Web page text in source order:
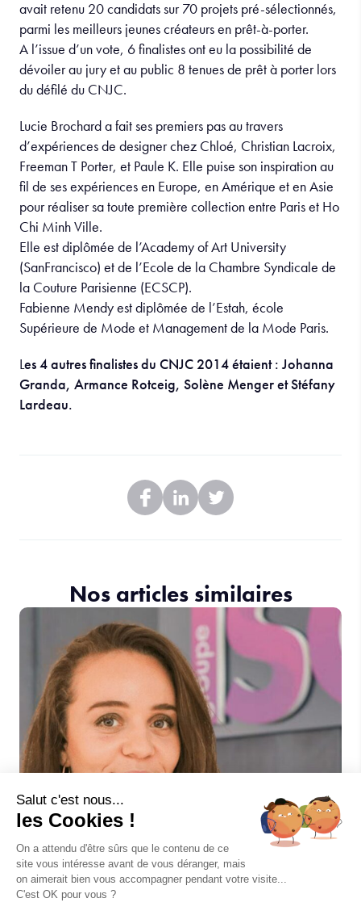
avait retenu 20 candidats sur 70 projets pré-sélectionnés,
parmi les meilleurs jeunes créateurs en prêt-à-porter.
A l’issue d’un vote, 6 finalistes ont eu la possibilité de
dévoiler au jury et au public 8 tenues de prêt à porter lors
du défilé du CNJC.
Lucie Brochard a fait ses premiers pas au travers
d’expériences de designer chez Chloé, Christian Lacroix,
Freeman T Porter, et Paule K. Elle puise son inspiration au
fil de ses expériences en Europe, en Amérique et en Asie
pour réaliser sa toute première collection entre Paris et Ho
Chi Minh Ville.
Elle est diplômée de l’Academy of Art University
(SanFrancisco) et de l’Ecole de la Chambre Syndicale de
la Couture Parisienne (ECSCP).
Fabienne Mendy est diplômée de l’Estah, école
Supérieure de Mode et Management de la Mode Paris.
Les 4 autres finalistes du CNJC 2014 étaient : Johanna
Granda, Armance Rotceig, Solène Menger et Stéfany
Lardeau.
Nos articles similaires
le 15.05.24
Ophélie Malingre nommée Responsable de
Salut c'est nous...
les Cookies !
On a attendu d'être sûrs que le contenu de ce
site vous intéresse avant de vous déranger, mais
on aimerait bien vous accompagner pendant votre visite...
C'est OK pour vous ?